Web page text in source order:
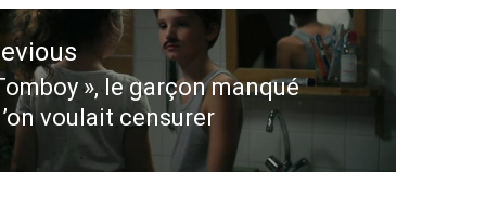
», le garçon manqué
voulait censurer